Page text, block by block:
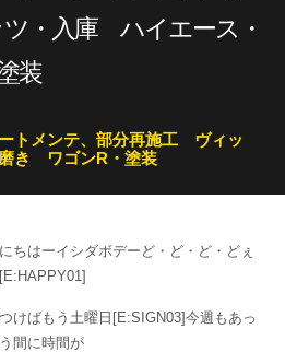
・入庫 ハイエース・
装
トメンテ、部分再施工 ヴィッ
き ワゴンR・塗装
ちはーイシダボデーど・ど・ど・どぇ
けばもう土曜日[E:SIGN03]今週もあっ
間に時間が